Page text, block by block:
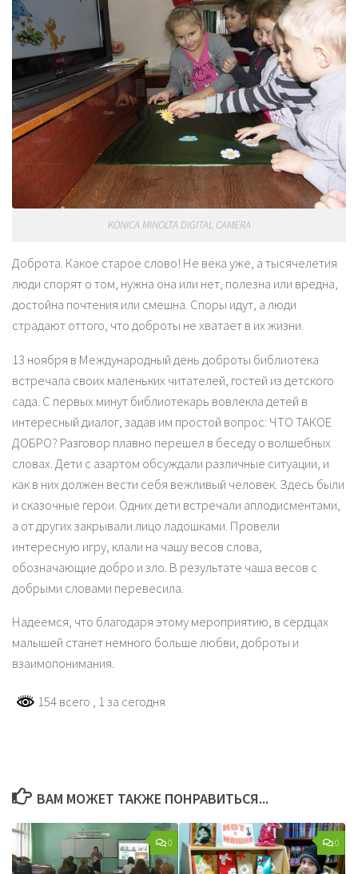
KONICA MINOLTA DIGITAL CAMERA
Доброта. Какое старое слово! Не века уже, а тысячелетия
люди спорят о том, нужна она или нет, полезна или вредна,
достойна почтения или смешна. Споры идут, а люди
страдают оттого, что доброты не хватает в их жизни.
13 ноября в Международный день доброты библиотека
встречала своих маленьких читателей, гостей из детского
сада. С первых минут библиотекарь вовлекла детей в
интересный диалог, задав им простой вопрос: ЧТО ТАКОЕ
ДОБРО? Разговор плавно перешел в беседу о волшебных
словах. Дети с азартом обсуждали различные ситуации, и
как в них должен вести себя вежливый человек. Здесь были
и сказочные герои. Одних дети встречали аплодисментами,
а от других закрывали лицо ладошками. Провели
интересную игру, клали на чашу весов слова,
обозначающие добро и зло. В результате чаша весов с
добрыми словами перевесила.
Надеемся, что благодаря этому мероприятию, в сердцах
малышей станет немного больше любви, доброты и
взаимопонимания.
154 всего , 1 за сегодня
ВАМ МОЖЕТ ТАКЖЕ ПОНРАВИТЬСЯ...
0 0